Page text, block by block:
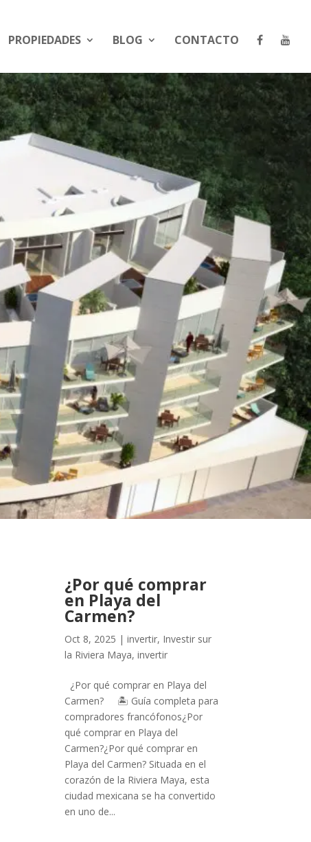
PROPIEDADES BLOG CONTACTO
¿Por qué comprar
en Playa del
Carmen?
Oct 8, 2025 |invertir, Investir sur
la Riviera Maya,invertir
¿Por qué comprar en Playa del
Carmen? 🏝️ Guía completa para
compradores francófonos¿Por
qué comprar en Playa del
Carmen?¿Por qué comprar en
Playa del Carmen? Situada en el
corazón de la Riviera Maya, esta
ciudad mexicana se ha convertido
en uno de...